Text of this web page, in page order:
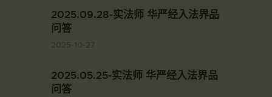
2025.09.28-实法师 华严经入法界品
问答
2025.05.25-实法师 华严经入法界品
问答